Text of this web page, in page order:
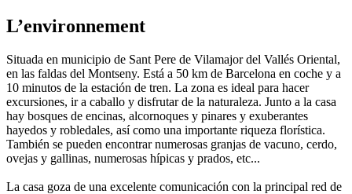
L’environnement
Situada en municipio de Sant Pere de Vilamajor del Vallés Oriental,
en las faldas del Montseny. Está a 50 km de Barcelona en coche y a
10 minutos de la estación de tren. La zona es ideal para hacer
excursiones, ir a caballo y disfrutar de la naturaleza. Junto a la casa
hay bosques de encinas, alcornoques y pinares y exuberantes
hayedos y robledales, así como una importante riqueza florística.
También se pueden encontrar numerosas granjas de vacuno, cerdo,
ovejas y gallinas, numerosas hípicas y prados, etc...
La casa goza de una excelente comunicación con la principal red de